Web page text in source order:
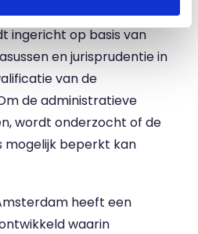
***
ingericht op basis van
en jurisprudentie in
van de
de administratieve
wordt onderzocht of de
mogelijk beperkt kan
heeft een
waarin